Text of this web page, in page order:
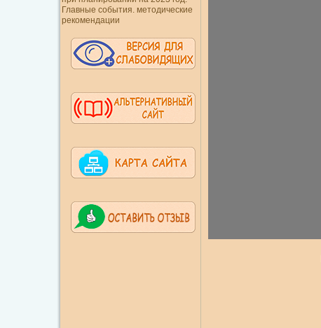
Главные события. методические
рекомендации